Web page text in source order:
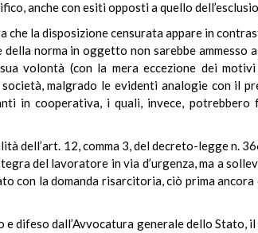
anche con esiti opposti a quello
che la disposizione censurata appare in
norma in oggetto non sarebbe ammesso
volontà (con la mera eccezione dei
malgrado le evidenti analogie con il
in cooperativa, i quali, invece,
dell’art. 12, comma 3, del decreto-legge n.
del lavoratore in via d’urgenza, ma a
la domanda risarcitoria, ciò prima ancora
difeso dall’Avvocatura generale dello Stato, il